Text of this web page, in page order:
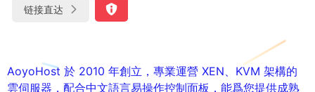
链接直达
AoyoHost 於 2010 年創立，專業運營 XEN、KVM 架構的
雲伺服器，配合中文語言易操作控制面板，能爲您提供成熟